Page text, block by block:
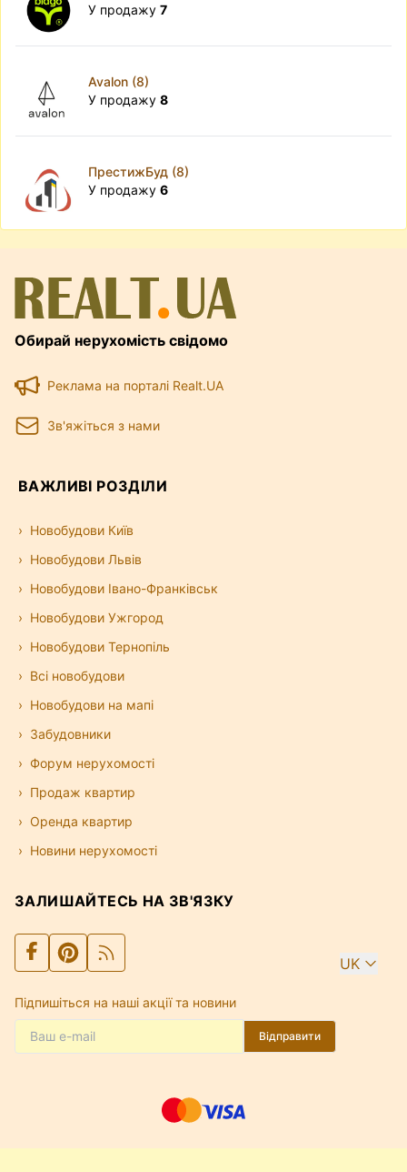
У продажу 7
Avalon (8)
У продажу 8
ПрестижБуд (8)
У продажу 6
Обирай нерухомість свідомо
Реклама на порталі Realt.UA
Зв'яжіться з нами
ВАЖЛИВІ РОЗДІЛИ
Новобудови Київ
Новобудови Львів
Новобудови Івано-Франківськ
Новобудови Ужгород
Новобудови Тернопіль
Всі новобудови
Новобудови на мапі
Забудовники
Форум нерухомості
Продаж квартир
Оренда квартир
Новини нерухомості
ЗАЛИШАЙТЕСЬ НА ЗВ'ЯЗКУ
UK
Підпишіться на наші акції та новини
Відправити